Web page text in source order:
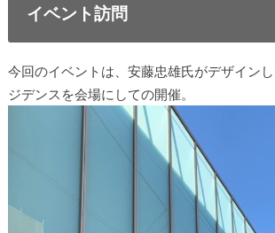
イベント訪問
今回のイベントは、安藤忠雄氏がデザイン
ジデンスを会場にしての開催。